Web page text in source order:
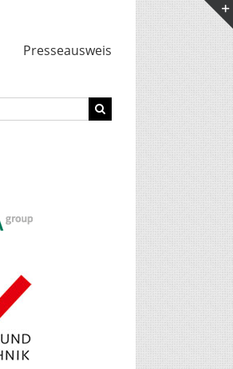
Presseausweis